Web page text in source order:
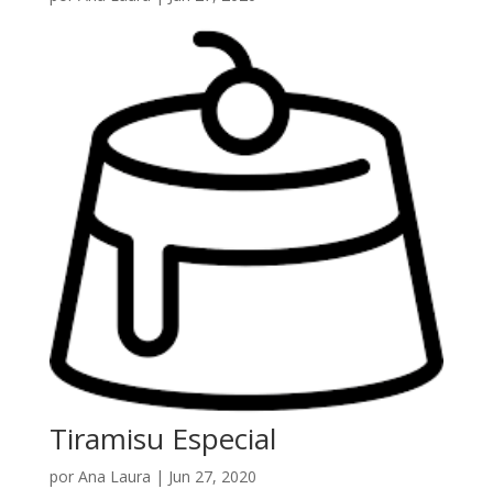
Tiramisu Especial
por Ana Laura | Jun 27, 2020